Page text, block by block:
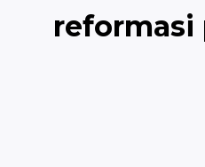
reformasi